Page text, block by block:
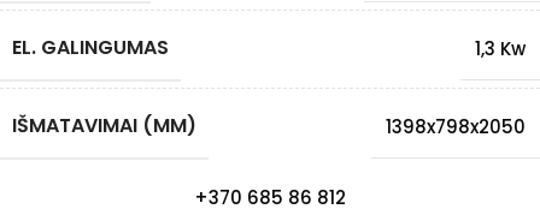
EL. GALINGUMAS 1,3 Kw
IŠMATAVIMAI (MM) 1398x798x2050
+370 685 86 812